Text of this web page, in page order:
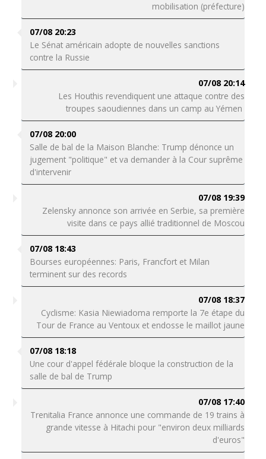
mobilisation (préfecture)
07/08 20:23
Le Sénat américain adopte de nouvelles sanctions
contre la Russie
07/08 20:14
Les Houthis revendiquent une attaque contre des
troupes saoudiennes dans un camp au Yémen
07/08 20:00
Salle de bal de la Maison Blanche: Trump dénonce un
jugement "politique" et va demander à la Cour suprême
d'intervenir
07/08 19:39
Zelensky annonce son arrivée en Serbie, sa première
visite dans ce pays allié traditionnel de Moscou
07/08 18:43
Bourses européennes: Paris, Francfort et Milan
terminent sur des records
07/08 18:37
Cyclisme: Kasia Niewiadoma remporte la 7e étape du
Tour de France au Ventoux et endosse le maillot jaune
07/08 18:18
Une cour d'appel fédérale bloque la construction de la
salle de bal de Trump
07/08 17:40
Trenitalia France annonce une commande de 19 trains à
grande vitesse à Hitachi pour "environ deux milliards
d'euros"